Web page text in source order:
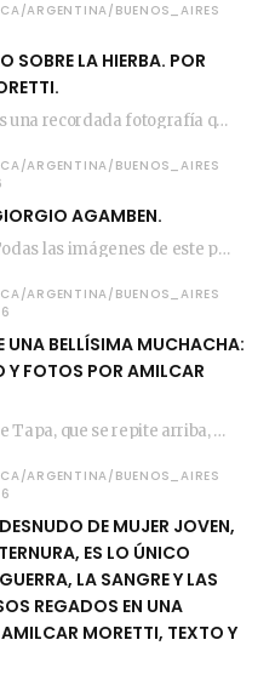
ARGENTINA/BUENOS_AIRES
SOBRE LA HIERBA. POR
Esta es una recordada fotografía que registré…
ARGENTINA/BUENOS_AIRES
AGAMBEN.
(Aclaración: Todas las imágenes de este posteo fueron tomadas de Bloghemia.com, y todos los…
ARGENTINA/BUENOS_AIRES
UNA BELLÍSIMA MUCHACHA:
Y FOTOS POR AMILCAR
(La imagen de Tapa, que se repite arriba, fue compuesta por Amilcar Moretti el viernes…
ARGENTINA/BUENOS_AIRES
DE MUJER JOVEN,
ES LO ÚNICO
LA SANGRE Y LAS
REGADOS EN UNA
MORETTI, TEXTO Y